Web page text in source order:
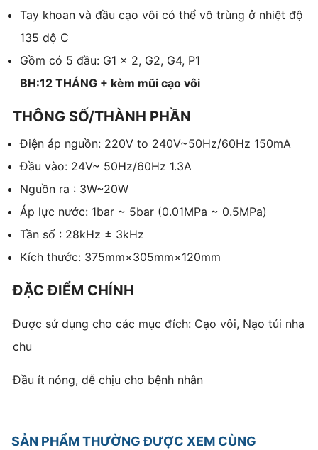
Tay khoan và đầu cạo vôi có thể vô trùng ở nhiệt độ
135 dộ C
Gồm có 5 đầu: G1 x 2, G2, G4, P1
BH:12 THÁNG + kèm mũi cạo vôi
THÔNG SỐ/THÀNH PHẦN
Điện áp nguồn: 220V to 240V~50Hz/60Hz 150mA
Đầu vào: 24V~ 50Hz/60Hz 1.3A
Nguồn ra : 3W~20W
Áp lực nước: 1bar ~ 5bar (0.01MPa ~ 0.5MPa)
Tần số : 28kHz ± 3kHz
Kích thước: 375mm×305mm×120mm
ĐẶC ĐIỂM CHÍNH
Được sử dụng cho các mục đích: Cạo vôi, Nạo túi nha
chu
Đầu ít nóng, dễ chịu cho bệnh nhân
SẢN PHẨM THƯỜNG ĐƯỢC XEM CÙNG